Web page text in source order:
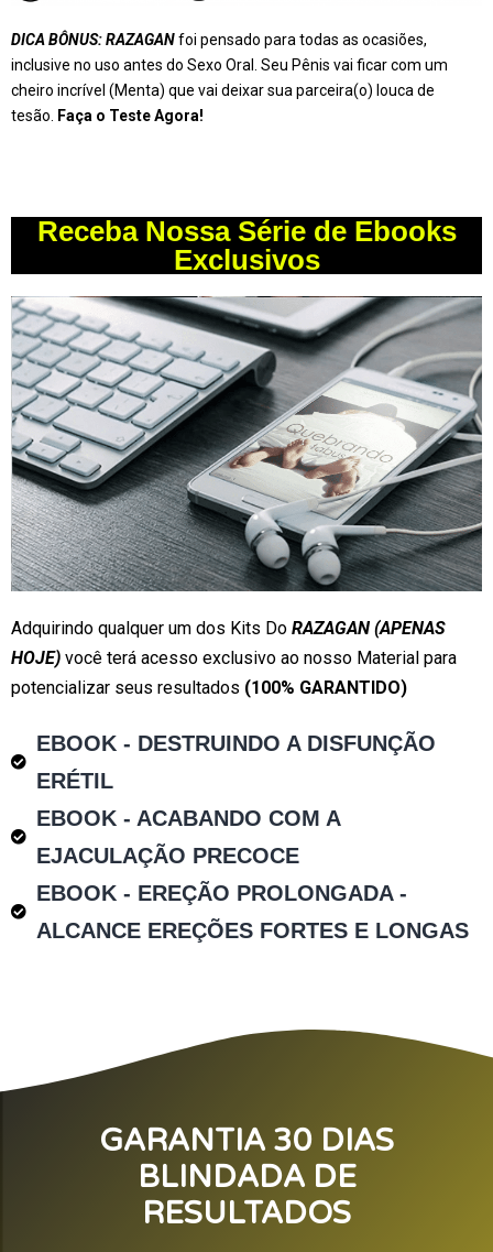
DICA BÔNUS: RAZAGANfoi pensado para todas as ocasiões,
inclusive no uso antes do Sexo Oral. Seu Pênis vai ficar com um
cheiro incrível (Menta) que vai deixar sua parceira(o) louca de
tesão. Faça o Teste Agora!
Receba Nossa Série de Ebooks
Exclusivos
Adquirindo qualquer um dos Kits Do RAZAGAN (APENAS
HOJE) você terá acesso exclusivo ao nosso Material para
potencializar seus resultados (100% GARANTIDO)
EBOOK - DESTRUINDO A DISFUNÇÃO
ERÉTIL
EBOOK - ACABANDO COM A
EJACULAÇÃO PRECOCE
EBOOK - EREÇÃO PROLONGADA -
ALCANCE EREÇÕES FORTES E LONGAS
GARANTIA 30 DIAS
BLINDADA DE
RESULTADOS